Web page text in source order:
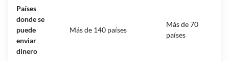
Países
donde se
puede
enviar
dinero
Más de 140 países
Más de 70
países